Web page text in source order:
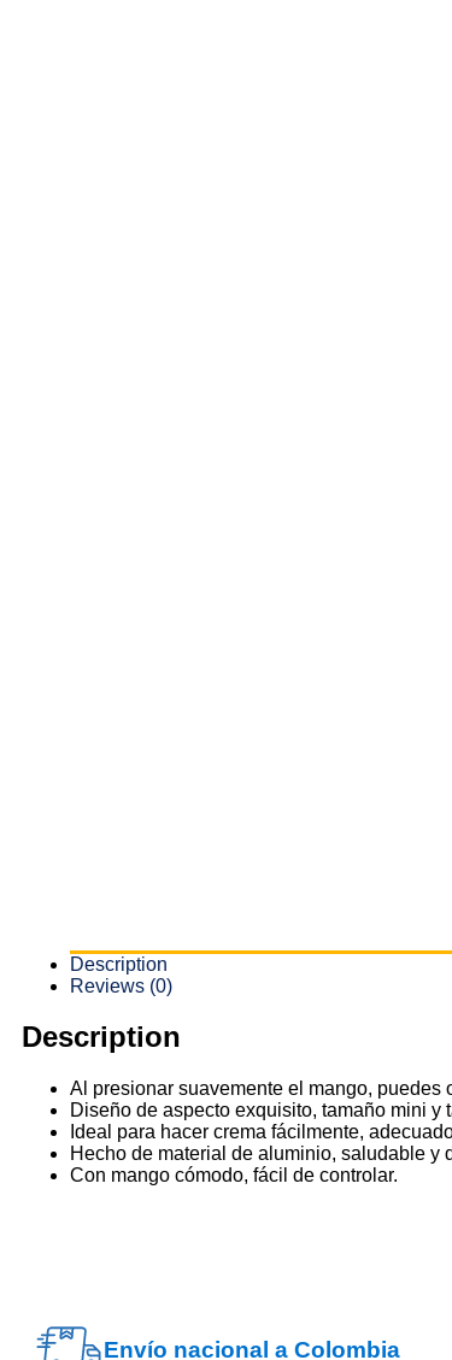
Description
Reviews (0)
Description
Al presionar suavemente el mango, puedes
Diseño de aspecto exquisito, tamaño mini y
Ideal para hacer crema fácilmente,
Hecho de material de aluminio, saludable y
Con mango cómodo, fácil de controlar.
Envío nacional a Colombia